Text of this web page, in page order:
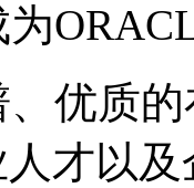
优质
才以